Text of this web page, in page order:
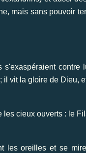
mais sans pouvoir
il vit la gloire de Dieu,
les cieux ouverts : le
les oreilles et se